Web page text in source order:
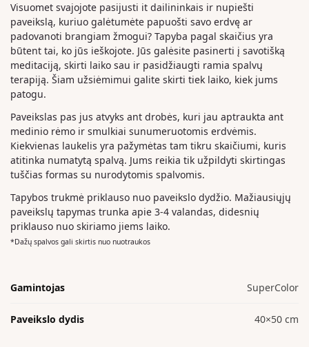
Visuomet svajojote pasijusti it dailininkais ir nupiešti
paveikslą, kuriuo galėtumėte papuošti savo erdvę ar
padovanoti brangiam žmogui? Tapyba pagal skaičius yra
būtent tai, ko jūs ieškojote. Jūs galėsite pasinerti į savotišką
meditaciją, skirti laiko sau ir pasidžiaugti ramia spalvų
terapiją. Šiam užsiėmimui galite skirti tiek laiko, kiek jums
patogu.
Paveikslas pas jus atvyks ant drobės, kuri jau aptraukta ant
medinio rėmo ir smulkiai sunumeruotomis erdvėmis.
Kiekvienas laukelis yra pažymėtas tam tikru skaičiumi, kuris
atitinka numatytą spalvą. Jums reikia tik užpildyti skirtingas
tuščias formas su nurodytomis spalvomis.
Tapybos trukmė priklauso nuo paveikslo dydžio. Mažiausiųjų
paveikslų tapymas trunka apie 3-4 valandas, didesnių
priklauso nuo skiriamo jiems laiko.
*Dažų spalvos gali skirtis nuo nuotraukos
Gamintojas SuperColor
Paveikslo dydis 40×50 cm